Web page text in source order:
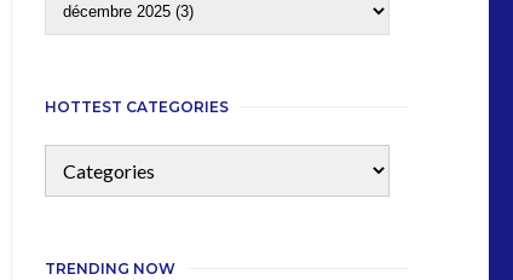
HOTTEST CATEGORIES
TRENDING NOW